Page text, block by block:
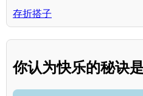
存折搭子
你认为快乐的秘诀